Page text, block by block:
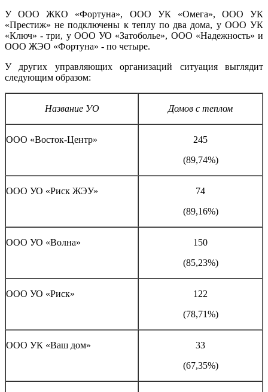
У ООО ЖКО «Фортуна», ООО УК «Омега», ООО УК
«Престиж» не подключены к теплу по два дома, у ООО УК
«Ключ» - три, у ООО УО «Затоболье», ООО «Надежность» и
ООО ЖЭО «Фортуна» - по четыре.
У других управляющих организаций ситуация выглядит
следующим образом:
Название УО Домов с теплом
ООО «Восток-Центр»
245
(89,74%)
ООО УО «Риск ЖЭУ»
74
(89,16%)
ООО УО «Волна»
150
(85,23%)
ООО УО «Риск»
122
(78,71%)
ООО УК «Ваш дом»
33
(67,35%)